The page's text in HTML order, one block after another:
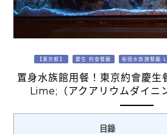
【東京都】 慶生 約會餐廳 新宿水族館餐廳
置身水族館用餐！東京約會慶
Lime;（アクアリウムダイニ
目錄